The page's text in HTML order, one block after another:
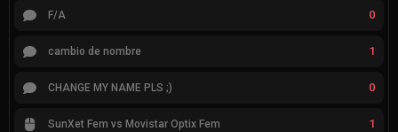
F/A 0
cambio de nombre 1
CHANGE MY NAME PLS ;) 0
SunXet Fem vs Movistar Optix Fem 1